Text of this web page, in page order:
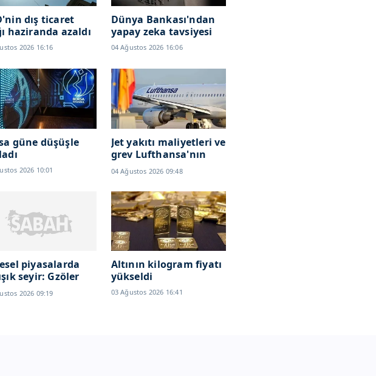
dış ticaret
haziranda azaldı
2026 16:16
Dünya Bankası'ndan
yapay zeka tavsiyesi
04 Ağustos 2026 16:06
güne düşüşle
2026 10:01
Jet yakıtı maliyetleri ve
grev Lufthansa'nın
karlılığını düşürdü
04 Ağustos 2026 09:48
piyasalarda
seyir: Gzöler
2026 09:19
Altının kilogram fiyatı
yükseldi
03 Ağustos 2026 16:41